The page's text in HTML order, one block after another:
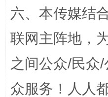
六、本传媒结
联网主阵地，
之间公众/民众
众服务！人人